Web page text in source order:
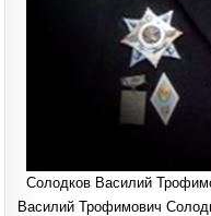
Солодков Василий
Василий Трофимович